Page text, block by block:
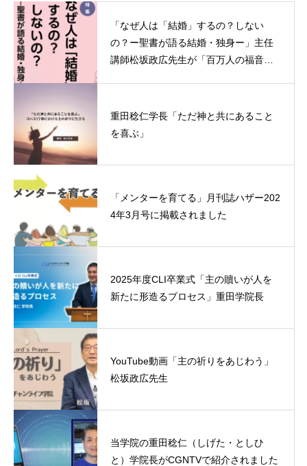
「なぜ人は「結婚」するの？しない
の？ー聖書が語る結婚・独身ー」主任
講師松坂政広先生が「百万人の福音」6
重田稔仁学長「ただ神と共にあること
を喜ぶ」
「メンターを育てる」月刊誌ハザー202
4年3月号に掲載されました
2025年度CLI卒業式「主の贖いが人を
新たに形造るプロセス」重田学院長
YouTube動画「主の祈りをあじわう」
松坂政広先生
当学院の重田稔仁（しげた・としひ
と）学院長がCGNTVで紹介されました